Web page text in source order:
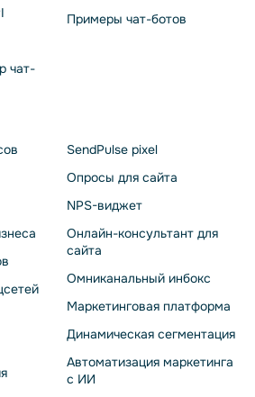
чат-
Примеры чат-ботов
SendPulse pixel
Опросы для сайта
NPS-виджет
Онлайн-консультант для
сайта
Омниканальный инбокс
Маркетинговая платформа
Динамическая сегментация
Автоматизация маркетинга
с ИИ